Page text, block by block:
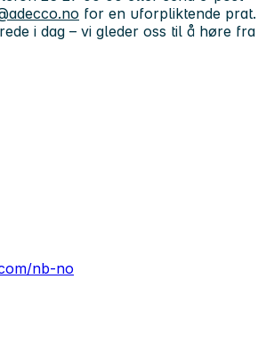
for en uforpliktende prat.
i dag – vi gleder oss til å høre fra
nb-no